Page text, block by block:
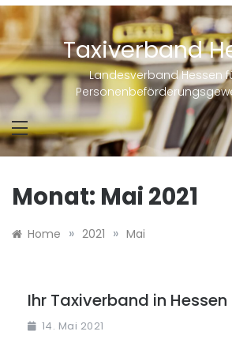
Skip
to
content
Taxiverband
Landesverband Hessen
Monat: Mai 2021
Home » 2021 » Mai
Ihr Taxiverband in Hessen
14. Mai 2021